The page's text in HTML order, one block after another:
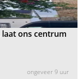
ons centrum
ongeveer 9 uur